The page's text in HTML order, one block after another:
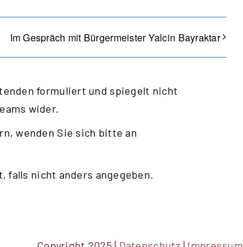
Im Gespräch mit Bürgermeister Yalcin Bayraktar
formuliert und spiegelt nicht
wider.
wenden Sie sich bitte an
falls nicht anders angegeben.